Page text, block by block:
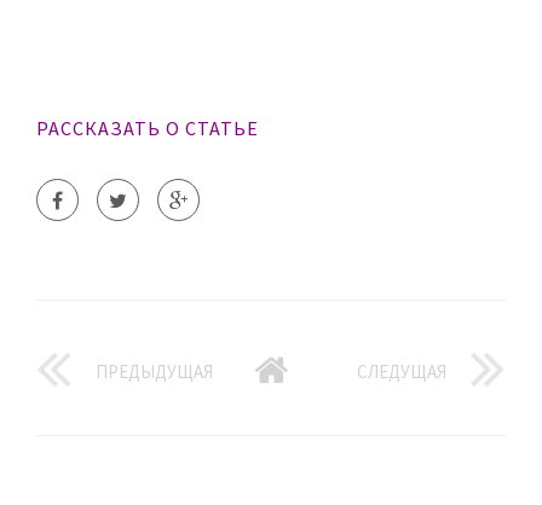
РАССКАЗАТЬ О СТАТЬЕ
ПРЕДЫДУЩАЯ СЛЕДУЩАЯ